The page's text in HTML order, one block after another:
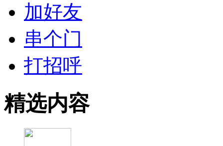
加好友
串个门
打招呼
精选内容